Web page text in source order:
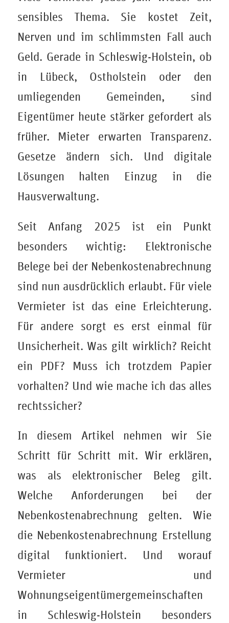
sensibles Thema. Sie kostet Zeit,
Nerven und im schlimmsten Fall auch
Geld. Gerade in Schleswig-Holstein, ob
in Lübeck, Ostholstein oder den
umliegenden Gemeinden, sind
Eigentümer heute stärker gefordert als
früher. Mieter erwarten Transparenz.
Gesetze ändern sich. Und digitale
Lösungen halten Einzug in die
Hausverwaltung.
Seit Anfang 2025 ist ein Punkt
besonders wichtig: Elektronische
Belege bei der Nebenkostenabrechnung
sind nun ausdrücklich erlaubt. Für viele
Vermieter ist das eine Erleichterung.
Für andere sorgt es erst einmal für
Unsicherheit. Was gilt wirklich? Reicht
ein PDF? Muss ich trotzdem Papier
vorhalten? Und wie mache ich das alles
rechtssicher?
In diesem Artikel nehmen wir Sie
Schritt für Schritt mit. Wir erklären,
was als elektronischer Beleg gilt.
Welche Anforderungen bei der
Nebenkostenabrechnung gelten. Wie
die Nebenkostenabrechnung Erstellung
digital funktioniert. Und worauf
Vermieter und
Wohnungseigentümergemeinschaften
in Schleswig-Holstein besonders